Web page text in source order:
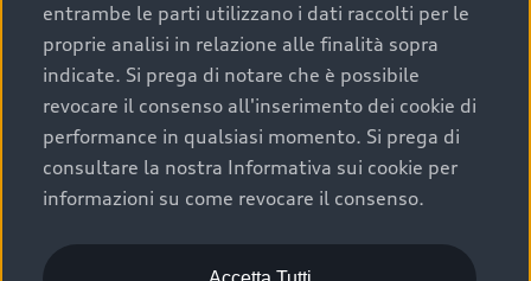
efficienza meccanica: motore, trasmissione e
componenti principali in ottimo stato garantiscono
prestazioni affidabili e sicure.
Acquistare un’auto usata in una Concessionaria ufficiale
Audi che offre l’usato garantito tramite Audi Prima
Scelta :plus, significa affidarsi ad un prodotto che viene
sottoposto a 110 controlli approfonditi e coperto da
garanzia fino a 4 anni per una maggiore tutela del tuo
acquisto.
entrambe le parti utilizzano i dati raccolti per le
proprie analisi in relazione alle finalità sopra
indicate. Si prega di notare che è possibile
revocare il consenso all'inserimento dei cookie di
performance in qualsiasi momento. Si prega di
consultare la nostra Informativa sui cookie per
informazioni su come revocare il consenso.